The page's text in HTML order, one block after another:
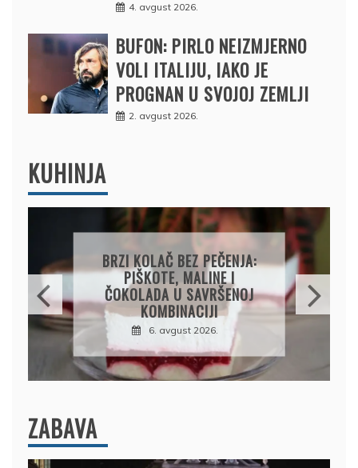
4. avgust 2026.
BUFON: PIRLO NEIZMJERNO
VOLI ITALIJU, IAKO JE
PROGNAN U SVOJOJ ZEMLJI
2. avgust 2026.
KUHINJA
PAPRIKE SA MESOM I
PIRINČEM NA KAŠIKU:
SOČAN I JEDNOSTAVAN
RUČAK IZ JEDNE ŠERPE
7. avgust 2026.
ZABAVA